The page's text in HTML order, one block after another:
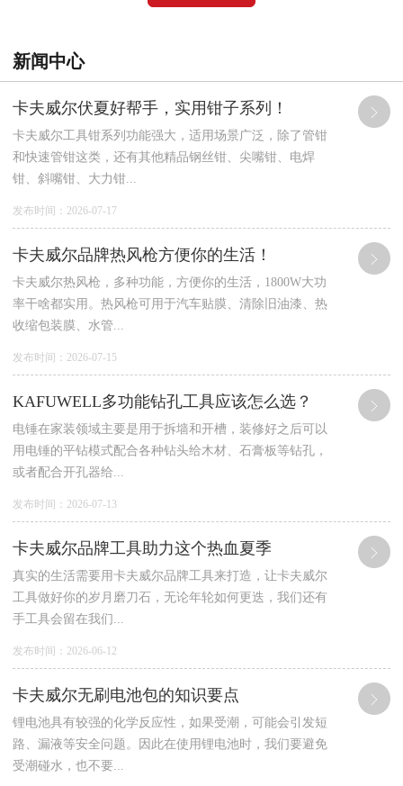
新闻中心
卡夫威尔伏夏好帮手，实用钳子系列！
卡夫威尔工具钳系列功能强大，适用场景广泛，除了管钳
和快速管钳这类，还有其他精品钢丝钳、尖嘴钳、电焊
钳、斜嘴钳、大力钳...
发布时间：2026-07-17
卡夫威尔品牌热风枪方便你的生活！
卡夫威尔热风枪，多种功能，方便你的生活，1800W大功
率干啥都实用。热风枪可用于汽车贴膜、清除旧油漆、热
收缩包装膜、水管...
发布时间：2026-07-15
KAFUWELL多功能钻孔工具应该怎么选？
电锤在家装领域主要是用于拆墙和开槽，装修好之后可以
用电锤的平钻模式配合各种钻头给木材、石膏板等钻孔，
或者配合开孔器给...
发布时间：2026-07-13
卡夫威尔品牌工具助力这个热血夏季
真实的生活需要用卡夫威尔品牌工具来打造，让卡夫威尔
工具做好你的岁月磨刀石，无论年轮如何更迭，我们还有
手工具会留在我们...
发布时间：2026-06-12
卡夫威尔无刷电池包的知识要点
锂电池具有较强的化学反应性，如果受潮，可能会引发短
路、漏液等安全问题。因此在使用锂电池时，我们要避免
受潮碰水，也不要...